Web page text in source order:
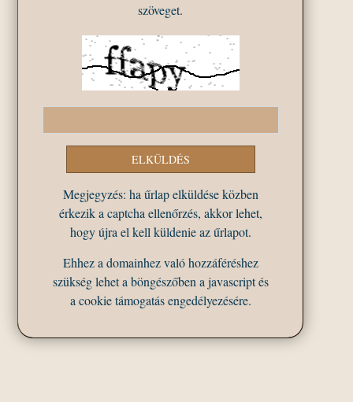
szöveget.
Megjegyzés: ha űrlap elküldése közben
érkezik a captcha ellenőrzés, akkor lehet,
hogy újra el kell küldenie az űrlapot.
Ehhez a domainhez való hozzáféréshez
szükség lehet a böngészőben a javascript és
a cookie támogatás engedélyezésére.